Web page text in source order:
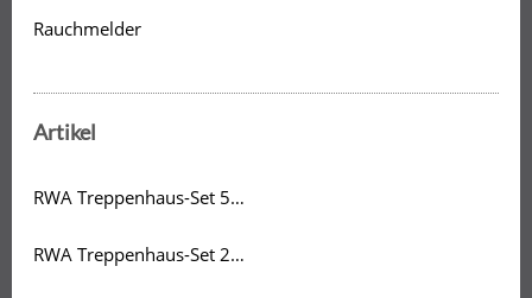
Rauchmelder
Artikel
RWA Treppenhaus-Set 5A inkl. Handtaster + Rauchmelder
RWA Treppenhaus-Set 2A Mini